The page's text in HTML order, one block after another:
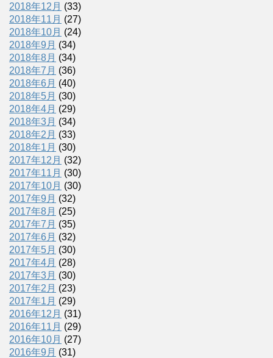
2018年12月 (33)
2018年11月 (27)
2018年10月 (24)
2018年9月 (34)
2018年8月 (34)
2018年7月 (36)
2018年6月 (40)
2018年5月 (30)
2018年4月 (29)
2018年3月 (34)
2018年2月 (33)
2018年1月 (30)
2017年12月 (32)
2017年11月 (30)
2017年10月 (30)
2017年9月 (32)
2017年8月 (25)
2017年7月 (35)
2017年6月 (32)
2017年5月 (30)
2017年4月 (28)
2017年3月 (30)
2017年2月 (23)
2017年1月 (29)
2016年12月 (31)
2016年11月 (29)
2016年10月 (27)
2016年9月 (31)